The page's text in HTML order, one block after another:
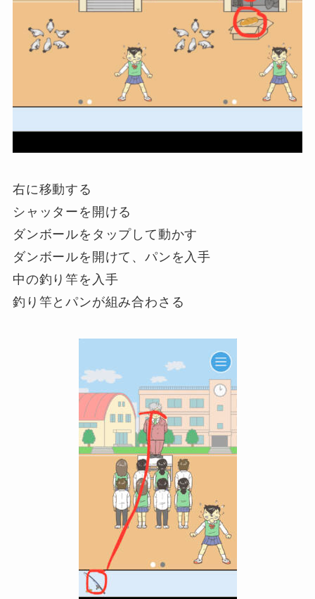
右に移動する
シャッターを開ける
ダンボールをタップして動かす
ダンボールを開けて、パンを入手
中の釣り竿を入手
釣り竿とパンが組み合わさる